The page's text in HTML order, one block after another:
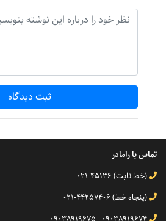
ثبت دیدگاه
تماس با رامادر
(خط ثابت) 45136-021
(پنجاه خط) 44257406-021